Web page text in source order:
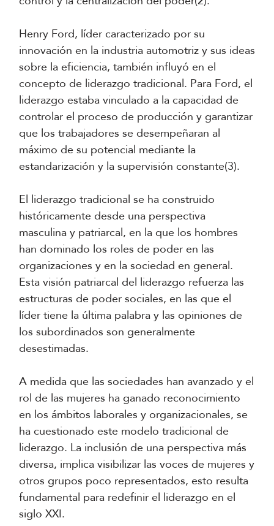
Henry Ford, líder caracterizado por su
innovación en la industria automotriz y sus ideas
sobre la eficiencia, también influyó en el
concepto de liderazgo tradicional. Para Ford, el
liderazgo estaba vinculado a la capacidad de
controlar el proceso de producción y garantizar
que los trabajadores se desempeñaran al
máximo de su potencial mediante la
estandarización y la supervisión constante(3).
El liderazgo tradicional se ha construido
históricamente desde una perspectiva
masculina y patriarcal, en la que los hombres
han dominado los roles de poder en las
organizaciones y en la sociedad en general.
Esta visión patriarcal del liderazgo refuerza las
estructuras de poder sociales, en las que el
líder tiene la última palabra y las opiniones de
los subordinados son generalmente
desestimadas.
A medida que las sociedades han avanzado y el
rol de las mujeres ha ganado reconocimiento
en los ámbitos laborales y organizacionales, se
ha cuestionado este modelo tradicional de
liderazgo. La inclusión de una perspectiva más
diversa, implica visibilizar las voces de mujeres y
otros grupos poco representados, esto resulta
fundamental para redefinir el liderazgo en el
siglo XXI.